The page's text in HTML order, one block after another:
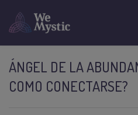
ÁNGEL DE LA
COMO CONECTARSE?